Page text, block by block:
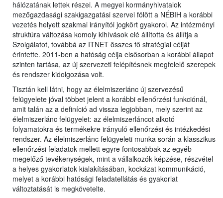
hálózatának lettek részei. A megyei kormányhivatalok
mezőgazdasági szakigazgatási szervei fölött a NÉBIH a korábbi
vezetés helyett szakmai irányítói jogkört gyakorol. Az intézményi
struktúra változása komoly kihívások elé állította és állítja a
Szolgálatot, továbbá az ITNET összes fő stratégiai célját
érintette. 2011-ben a hatóság célja elsősorban a korábbi állapot
szinten tartása, az új szervezeti felépítésnek megfelelő szerepek
és rendszer kidolgozása volt.
Tisztán kell látni, hogy az élelmiszerlánc új szervezésű
felügyelete jóval többet jelent a korábbi ellenőrzési funkciónál,
amit talán az a definíció ad vissza legjobban, mely szerint az
élelmiszerlánc felügyelet: az élelmiszerláncot alkotó
folyamatokra és termékekre irányuló ellenőrzési és intézkedési
rendszer. Az élelmiszerlánc felügyeleti munka során a klasszikus
ellenőrzési feladatok mellett egyre fontosabbak az egyéb
megelőző tevékenységek, mint a vállalkozók képzése, részvétel
a helyes gyakorlatok kialakításában, kockázat kommunikáció,
melyet a korábbi hatósági feladatellátás és gyakorlat
változtatását is megkövetelte.